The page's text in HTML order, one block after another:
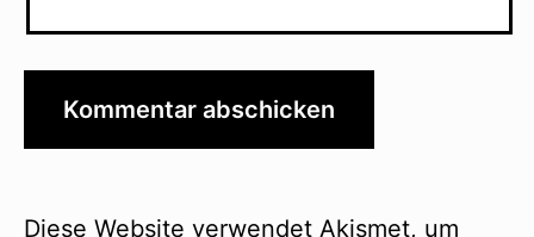
Diese Website verwendet Akismet, um